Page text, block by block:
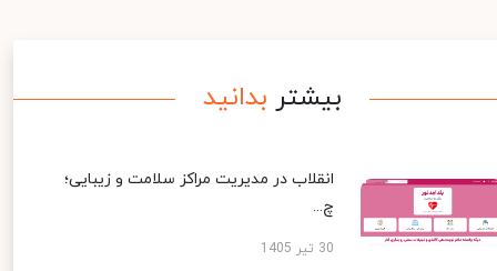
بیشتر بدانید
انقلاب در مدیریت مراکز سلامت و زیبایی؛
چ...
30 تیر 1405